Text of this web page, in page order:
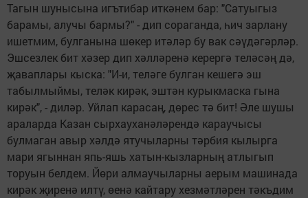
Тагын шунысына игътибар иткәнем бар: "Сатуыгыз
барамы, алучы бармы?" - дип сораганда, һич зарлану
ишетмим, булганына шөкер итәләр бу вак сәүдәгәрләр.
Эшсезлек бит хәзер дип хәлләренә керергә теләсәң дә,
җаваплары кыска: "И-и, теләге булган кешегә эш
табылмыймы, теләк кирәк, эштән курыкмаска гына
кирәк", - диләр. Уйлап карасаң, дөрес тә бит! Әле шушы
араларда Казан сырхауханәләрендә караучысы
булмаган авыр хәлдә ятучыларны тәрбия кылырга
мари ягыннан япь-яшь хатын-кызларның атлыгып
торуын белдем. Йөри алмаучыларны аерым машинада
кирәк җиренә илтү, өенә кайтару хезмәтләрен тәкъдим